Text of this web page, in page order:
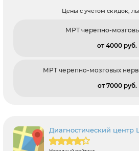
Цены с учетом скидок,
МРТ черепно-
от 4000 pуб.
МРТ черепно-мозговых
от 7000 pуб.
Диагностический центр